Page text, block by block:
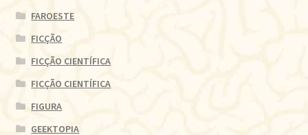
FAROESTE
FICÇÃO
FICÇÃO CIENTÍFICA
FICÇÃO CIENTÍFICA
FIGURA
GEEKTOPIA